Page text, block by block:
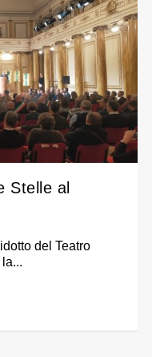
Stelle al
del Teatro